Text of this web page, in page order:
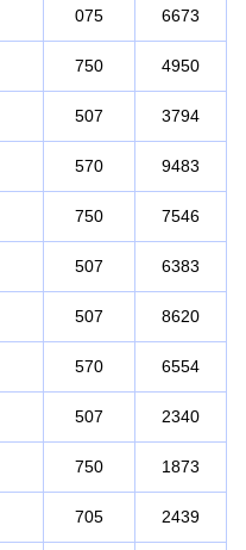
075 6673
750 4950
507 3794
570 9483
750 7546
507 6383
507 8620
570 6554
507 2340
750 1873
705 2439